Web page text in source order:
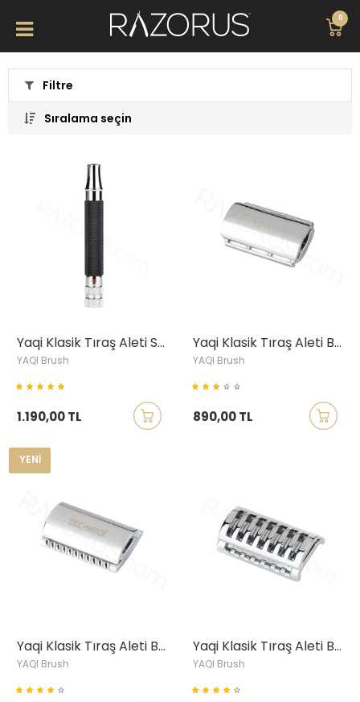
0
Filtre
Sıralama seçin
Yaqi Klasik Tıraş Aleti Sapı, Krom & Siyah
YAQI Brush
1.190,00 TL
Yaqi Klasik Tıraş Aleti Başlığı, Telstar, Krom
YAQI Brush
890,00 TL
YENI
Yaqi Klasik Tıraş Aleti Başlığı, Klasik, Krom
YAQI Brush
Yaqi Klasik Tıraş Aleti Başlığı, Knight Helmet, Krom
YAQI Brush